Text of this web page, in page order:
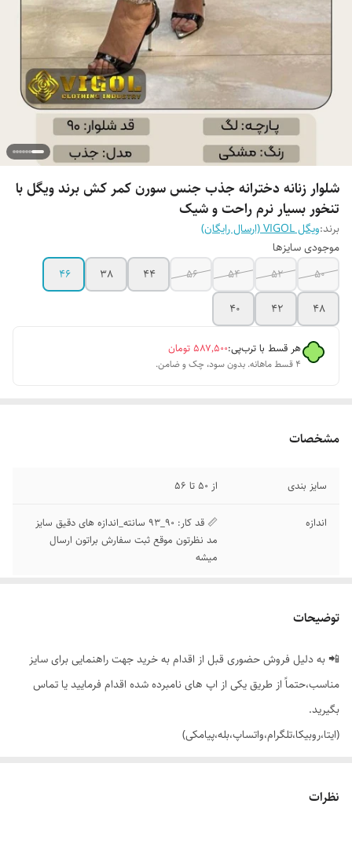
شلوار زنانه دخترانه جذب جنس سورن کمر کش برند ویگل با
تنخور بسیار نرم راحت و شیک
برند:ویگل VIGOL (ارسال رایگان)
موجودی سایزها
50
52
54
56
44
38
46
48
42
40
هر قسط با ترب‌پی:۵۸۷٬۵۰۰ تومان
۴ قسط ماهانه. بدون سود، چک و ضامن.
مشخصات
سایز بندی از 50 تا 56
اندازه
📏 قد کار: 90_93 سانته_اندازه های دقیق سایز
مد نظرتون موقع ثبت سفارش براتون ارسال
میشه
توضیحات
📲 به دلیل فروش حضوری قبل از اقدام به خرید جهت راهنمایی برای سایز
مناسب،حتماً از طریق یکی از اپ های نامبرده شده اقدام فرمایید یا تماس
بگیرید.
(ایتا،روبیکا،تلگرام،واتساپ،بله،پیامکی)
نرم،راحت و شیک
نظرات